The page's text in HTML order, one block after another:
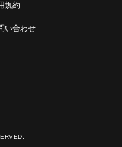
規約
い合わせ